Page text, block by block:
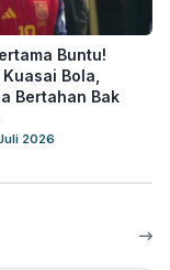
Buntu!
Bola,
Bertahan Bak
2026